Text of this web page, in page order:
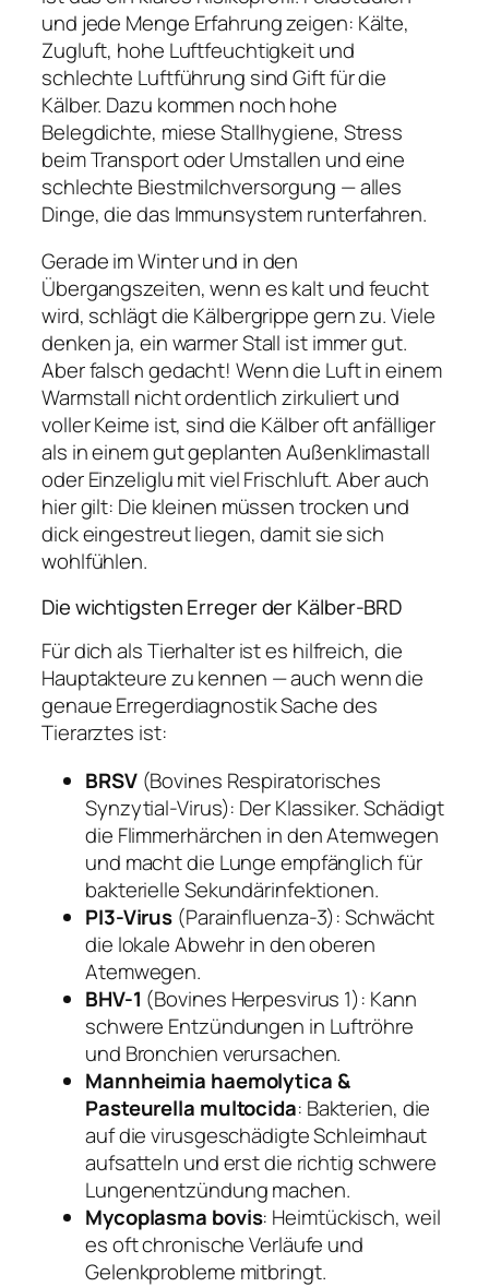
und jede Menge Erfahrung zeigen: Kälte,
Zugluft, hohe Luftfeuchtigkeit und
schlechte Luftführung sind Gift für die
Kälber. Dazu kommen noch hohe
Belegdichte, miese Stallhygiene, Stress
beim Transport oder Umstallen und eine
schlechte Biestmilchversorgung — alles
Dinge, die das Immunsystem runterfahren.
Gerade im Winter und in den
Übergangszeiten, wenn es kalt und feucht
wird, schlägt die Kälbergrippe gern zu. Viele
denken ja, ein warmer Stall ist immer gut.
Aber falsch gedacht! Wenn die Luft in einem
Warmstall nicht ordentlich zirkuliert und
voller Keime ist, sind die Kälber oft anfälliger
als in einem gut geplanten Außenklimastall
oder Einzeliglu mit viel Frischluft. Aber auch
hier gilt: Die kleinen müssen trocken und
dick eingestreut liegen, damit sie sich
wohlfühlen.
Die wichtigsten Erreger der Kälber-BRD
Für dich als Tierhalter ist es hilfreich, die
Hauptakteure zu kennen — auch wenn die
genaue Erregerdiagnostik Sache des
Tierarztes ist:
BRSV(Bovines Respiratorisches
Synzytial-Virus): Der Klassiker. Schädigt
die Flimmerhärchen in den Atemwegen
und macht die Lunge empfänglich für
bakterielle Sekundärinfektionen.
PI3-Virus (Parainfluenza-3): Schwächt
die lokale Abwehr in den oberen
Atemwegen.
BHV-1 (Bovines Herpesvirus 1): Kann
schwere Entzündungen in Luftröhre
und Bronchien verursachen.
Mannheimia haemolytica &
Pasteurella multocida: Bakterien, die
auf die virusgeschädigte Schleimhaut
aufsatteln und erst die richtig schwere
Lungenentzündung machen.
Mycoplasma bovis: Heimtückisch, weil
es oft chronische Verläufe und
Gelenkprobleme mitbringt.